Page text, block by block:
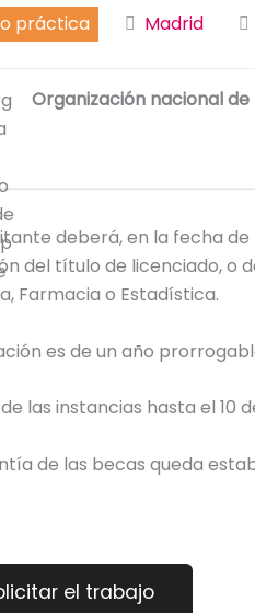
práctica Madrid
Organización nacional
deberá, en la fecha
del título de licenciado, o
Farmacia o Estadística.
es de un año
las instancias hasta el 10
de las becas queda